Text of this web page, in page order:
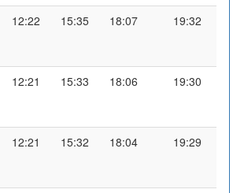
12:22 15:35 18:07 19:32
12:21 15:33 18:06 19:30
12:21 15:32 18:04 19:29